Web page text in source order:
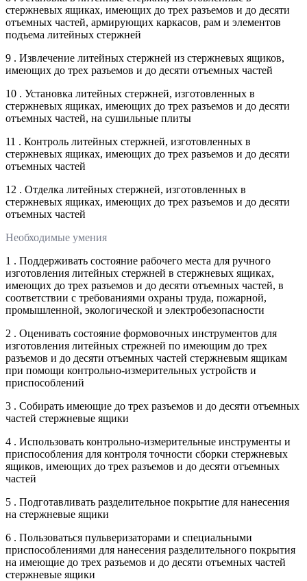
стержневых ящиках, имеющих до трех разъемов и до десяти
отъемных частей, армирующих каркасов, рам и элементов
подъема литейных стержней
9 . Извлечение литейных стержней из стержневых ящиков,
имеющих до трех разъемов и до десяти отъемных частей
10 . Установка литейных стержней, изготовленных в
стержневых ящиках, имеющих до трех разъемов и до десяти
отъемных частей, на сушильные плиты
11 . Контроль литейных стержней, изготовленных в
стержневых ящиках, имеющих до трех разъемов и до десяти
отъемных частей
12 . Отделка литейных стержней, изготовленных в
стержневых ящиках, имеющих до трех разъемов и до десяти
отъемных частей
Необходимые умения
1 . Поддерживать состояние рабочего места для ручного
изготовления литейных стержней в стержневых ящиках,
имеющих до трех разъемов и до десяти отъемных частей, в
соответствии с требованиями охраны труда, пожарной,
промышленной, экологической и электробезопасности
2 . Оценивать состояние формовочных инструментов для
изготовления литейных стрежней по имеющим до трех
разъемов и до десяти отъемных частей стержневым ящикам
при помощи контрольно-измерительных устройств и
приспособлений
3 . Собирать имеющие до трех разъемов и до десяти отъемных
частей стержневые ящики
4 . Использовать контрольно-измерительные инструменты и
приспособления для контроля точности сборки стержневых
ящиков, имеющих до трех разъемов и до десяти отъемных
частей
5 . Подготавливать разделительное покрытие для нанесения
на стержневые ящики
6 . Пользоваться пульверизаторами и специальными
приспособлениями для нанесения разделительного покрытия
на имеющие до трех разъемов и до десяти отъемных частей
стержневые ящики